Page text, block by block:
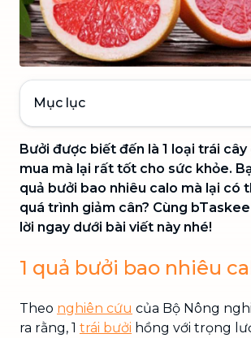
Mục lục
Bưởi được biết đến là 1 loại trái
mua mà lại rất tốt cho sức khỏe.
quả bưởi bao nhiêu calo mà lại có
quá trình giảm cân? Cùng
lời ngay dưới bài viết này nhé!
1 quả bưởi bao nhiêu
Theo nghiên cứu của Bộ Nông
ra rằng, 1 trái bưởi hồng với trọng